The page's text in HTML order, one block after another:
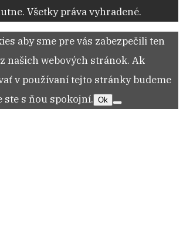
Všetky práva vyhradené.
aby sme pre vás zabezpečili ten
našich webových stránok. Ak
v používaní tejto stránky budeme
ste s ňou spokojní. Ok